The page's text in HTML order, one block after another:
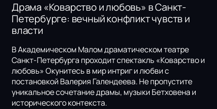
Драма «Коварство и любовь» в Санкт-
Петербурге: вечный конфликт чувств и
власти
В Академическом Малом драматическом театре
Санкт-Петербурга проходит спектакль «Коварство и
любовь» Окунитесь в мир интриг и любви с
постановкой Валерия Галендеева. Не пропустите
уникальное сочетание драмы, музыки Бетховена и
исторического контекста.